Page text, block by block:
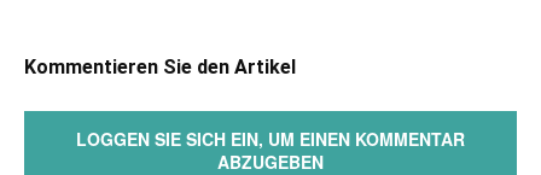
Kommentieren Sie den Artikel
LOGGEN SIE SICH EIN, UM EINEN KOMMENTAR
ABZUGEBEN